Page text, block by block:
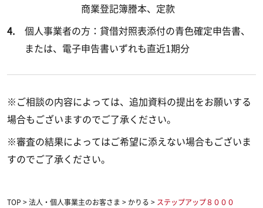
商業登記簿謄本、定款
個人事業者の方：貸借対照表添付の青色確定申告書、
または、電子申告書いずれも直近1期分
※ご相談の内容によっては、追加資料の提出をお願いする
場合もございますのでご了承ください。
※審査の結果によってはご希望に添えない場合もございま
すのでご了承ください。
TOP >法人・個人事業主のお客さま > かりる > ステップアップ８０００